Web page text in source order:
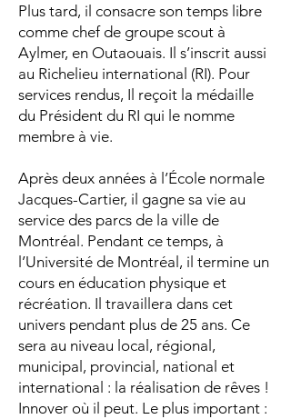
Plus tard, il consacre son temps libre
comme chef de groupe scout à
Aylmer, en Outaouais. Il s’inscrit aussi
au Richelieu international (RI). Pour
services rendus, Il reçoit la médaille
du Président du RI qui le nomme
membre à vie.
Après deux années à l’École normale
Jacques-Cartier, il gagne sa vie au
service des parcs de la ville de
Montréal. Pendant ce temps, à
l’Université de Montréal, il termine un
cours en éducation physique et
récréation. Il travaillera dans cet
univers pendant plus de 25 ans. Ce
sera au niveau local, régional,
municipal, provincial, national et
international : la réalisation de rêves !
Innover où il peut. Le plus important :